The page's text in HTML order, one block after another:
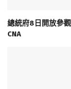
總統府8日開放參
CNA